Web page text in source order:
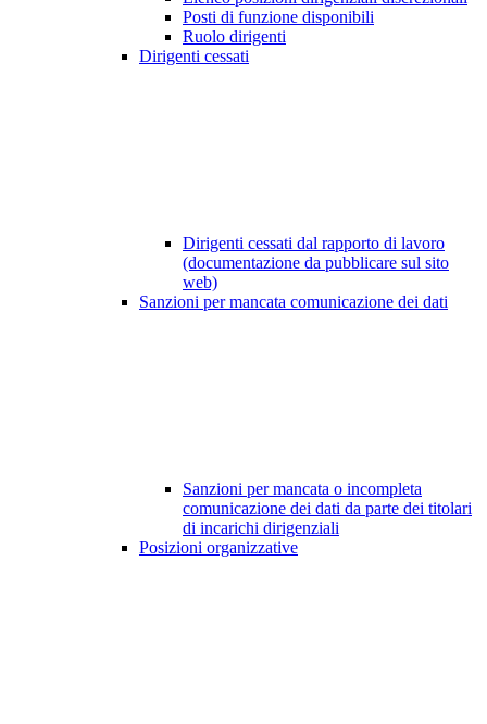
Posti di funzione disponibili
Ruolo dirigenti
Dirigenti cessati
Dirigenti cessati dal rapporto di lavoro
(documentazione da pubblicare sul sito
web)
Sanzioni per mancata comunicazione dei dati
Sanzioni per mancata o incompleta
comunicazione dei dati da parte dei titolari
di incarichi dirigenziali
Posizioni organizzative